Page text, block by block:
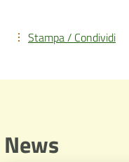
Stampa / Condividi
News